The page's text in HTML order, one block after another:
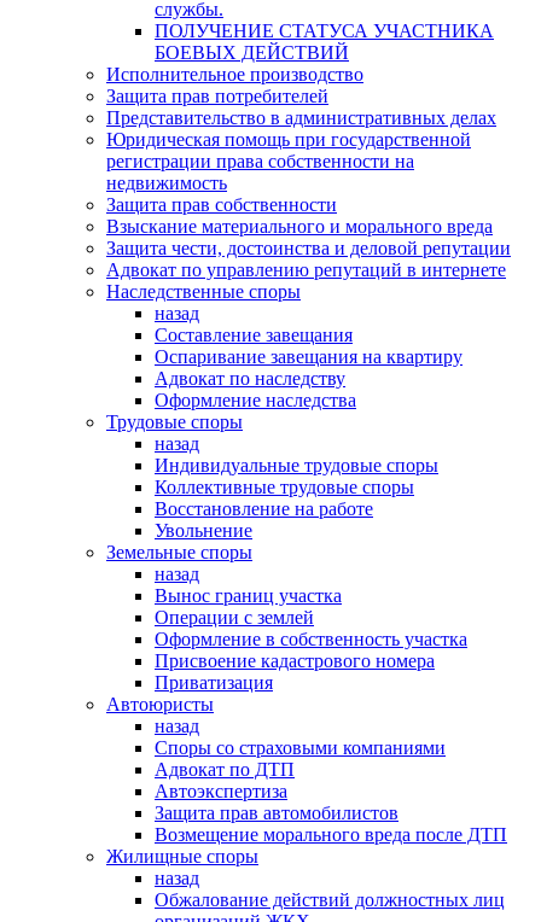
службы.
ПОЛУЧЕНИЕ СТАТУСА УЧАСТНИКА
БОЕВЫХ ДЕЙСТВИЙ
Исполнительное производство
Защита прав потребителей
Представительство в административных делах
Юридическая помощь при государственной
регистрации права собственности на
недвижимость
Защита прав собственности
Взыскание материального и морального вреда
Защита чести, достоинства и деловой репутации
Адвокат по управлению репутаций в интернете
Наследственные споры
назад
Составление завещания
Оспаривание завещания на квартиру
Адвокат по наследству
Оформление наследства
Трудовые споры
назад
Индивидуальные трудовые споры
Коллективные трудовые споры
Восстановление на работе
Увольнение
Земельные споры
назад
Вынос границ участка
Операции с землей
Оформление в собственность участка
Присвоение кадастрового номера
Приватизация
Автоюристы
назад
Споры со страховыми компаниями
Адвокат по ДТП
Автоэкспертиза
Защита прав автомобилистов
Возмещение морального вреда после ДТП
Жилищные споры
назад
Обжалование действий должностных лиц